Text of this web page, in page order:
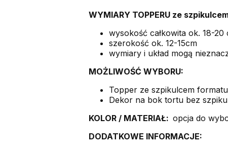
WYMIARY TOPPERU ze
wysokość całkowita ok. 18-20
szerokość ok. 12-15cm
wymiary i układ mogą
MOŻLIWOŚĆ WYBORU:
Topper ze szpikulcem formatu
Dekor na bok tortu bez
KOLOR / MATERIAŁ: opcja do
DODATKOWE INFORMACJE: